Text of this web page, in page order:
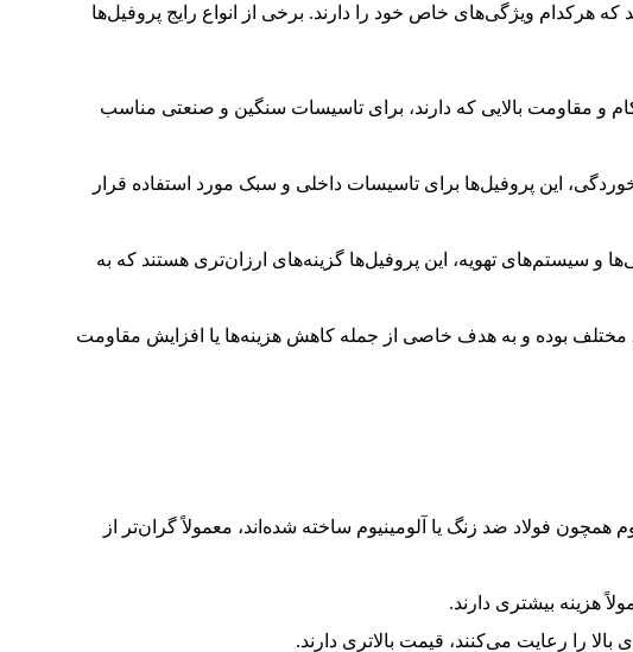
هرکدام ویژگی‌های خاص خود را دارند. برخی از انواع رایج پروفیل‌ها
و مقاومت بالایی که دارند، برای تاسیسات سنگین و صنعتی مناسب
این پروفیل‌ها برای تاسیسات داخلی و سبک مورد استفاده قرار
و سیستم‌های تهویه، این پروفیل‌ها گزینه‌های ارزان‌تری هستند که به
مختلف بوده و به هدف خاصی از جمله کاهش هزینه‌ها یا افزایش مقاومت
همچون فولاد ضد زنگ یا آلومینیوم ساخته شده‌اند، معمولاً گران‌تر از
هزینه بیشتری دارند.
بالا را رعایت می‌کنند، قیمت بالاتری دارند.